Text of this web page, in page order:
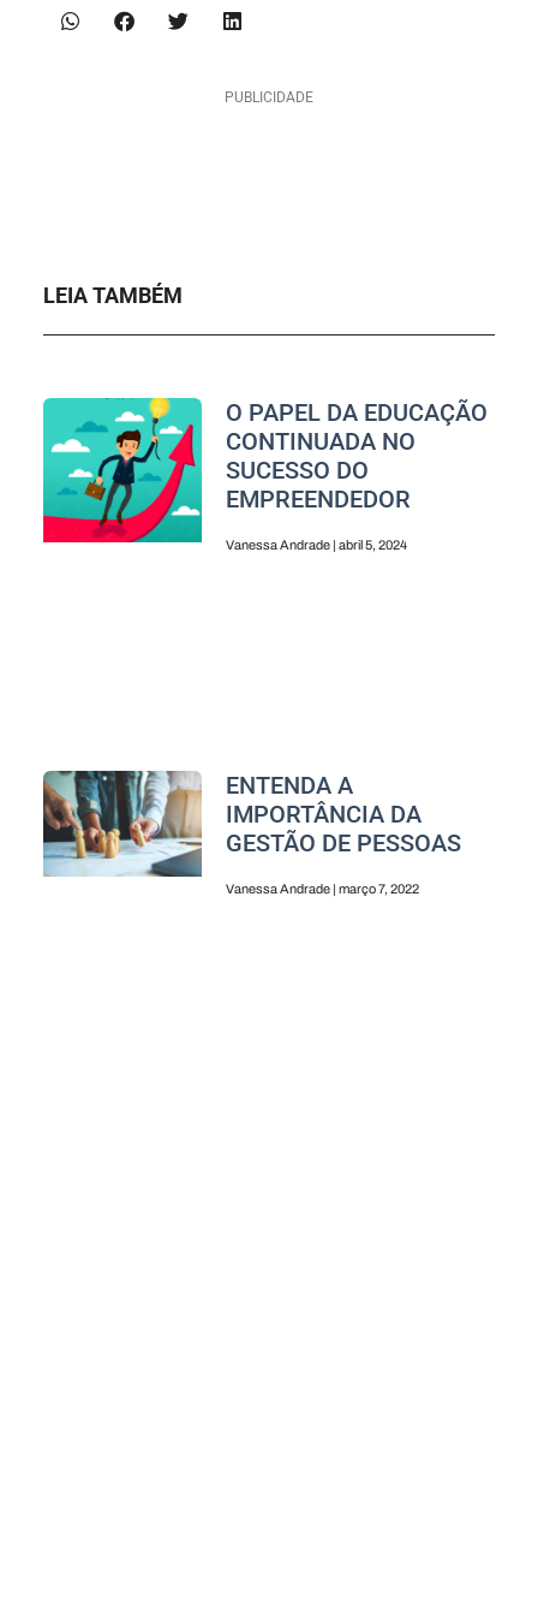
PUBLICIDADE
LEIA TAMBÉM
O PAPEL DA EDUCAÇÃO
CONTINUADA NO
SUCESSO DO
EMPREENDEDOR
Vanessa Andrade abril 5, 2024
ENTENDA A
IMPORTÂNCIA DA
GESTÃO DE PESSOAS
Vanessa Andrade março 7, 2022